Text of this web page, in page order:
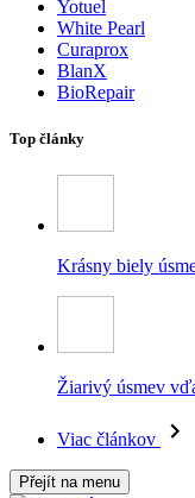
Yotuel
White Pearl
Curaprox
BlanX
BioRepair
Top články
Krásny biely
Žiarivý úsmev
Viac článkov
Přejít na menu